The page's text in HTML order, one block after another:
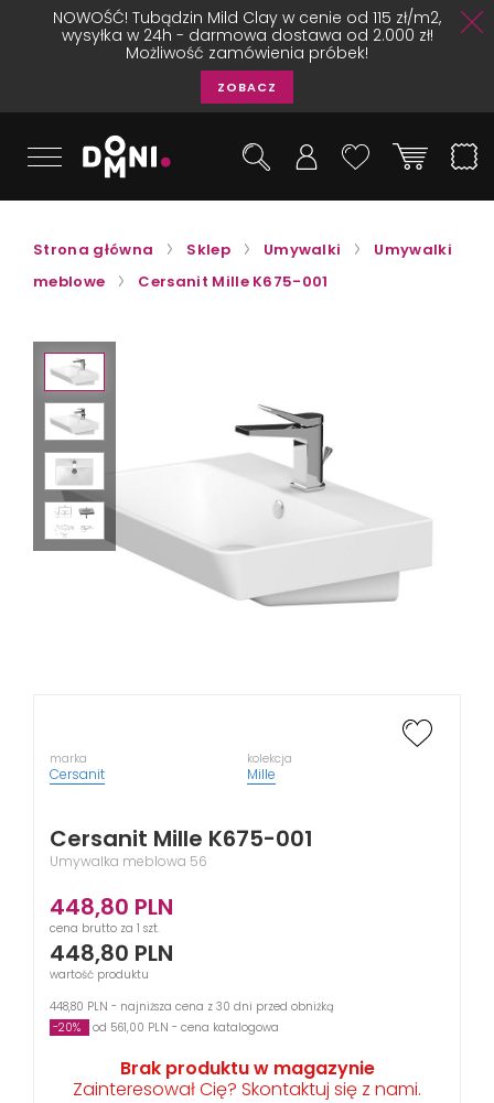
NOWOŚĆ! Tubądzin Mild Clay w cenie od 115 zł/m2,
wysyłka w 24h - darmowa dostawa od 2.000 zł!
Możliwość zamówienia próbek!
ZOBACZ
Strona główna Sklep Umywalki
Umywalki
meblowe
Cersanit Mille K675-001
marka
Cersanit
kolekcja
Mille
Cersanit Mille K675-001
Umywalka meblowa 56
448,80 PLN
cena brutto za 1 szt.
448,80 PLN
wartość produktu
448,80 PLN - najniższa cena z 30 dni przed obniżką
-20%
od 561,00 PLN - cena katalogowa
Brak produktu w magazynie
Zainteresował Cię? Skontaktuj się z nami.